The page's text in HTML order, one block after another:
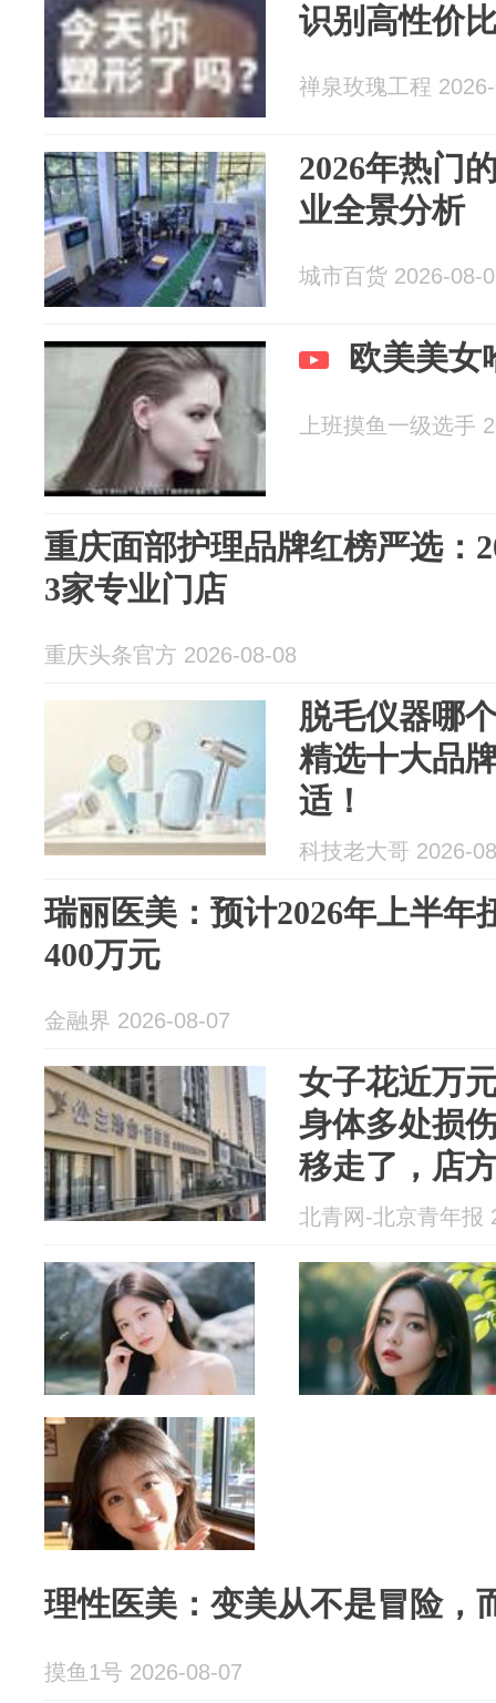
识别高性价
禅泉玫瑰工程
2026年热门
业全景分析
城市百货 2026-08-
欧美美女
上班摸鱼一级选手
重庆面部护理品牌红榜严选：
3家专业门店
重庆头条官方 2026-08-08
脱毛仪器哪
精选十大品
适！
科技老大哥 2026-
瑞丽医美：预计2026年上半年
400万元
金融界 2026-08-07
女子花近万
身体多处损
移走了，店
北青网-北京青年报
理性医美：变美从不是冒险，
摸鱼1号 2026-08-07